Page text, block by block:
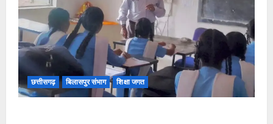
छत्तीसगढ़ बिलासपुर संभाग शिक्षा जगत